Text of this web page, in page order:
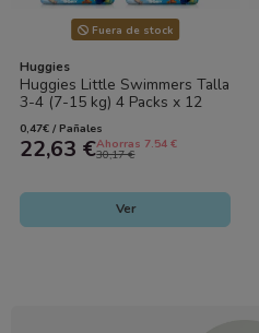
Fuera de stock
Huggies
Huggies Little Swimmers Talla
3-4 (7-15 kg) 4 Packs x 12
Pañales de Agua | Para
Piscina...
0,47€ / Pañales
22,63 €Ahorras 7.54 €
30,17 €
Ver